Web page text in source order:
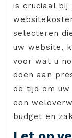
is cruciaal bij
selecteren
uw website,
voor wat u
doen aan
de tijd om
een
budget en